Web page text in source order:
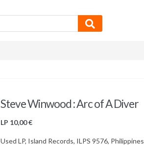
Steve Winwood : Arc of A Diver
LP 10,00€
Used LP, Island Records, ILPS 9576, Philippines